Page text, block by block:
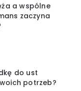
a wspólne
zaczyna
do ust
potrzeb?